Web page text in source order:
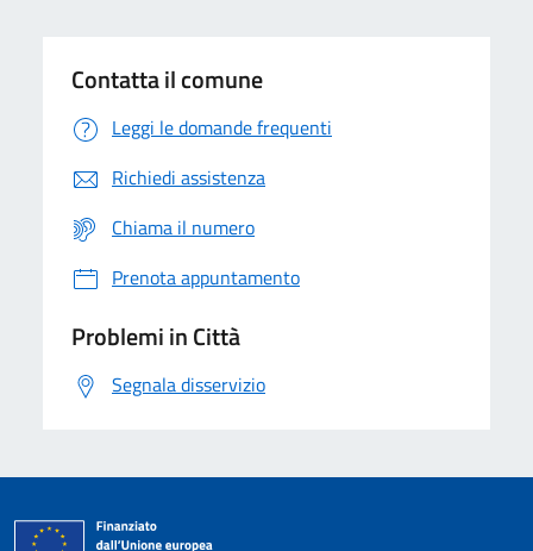
Contatta il comune
Leggi le domande frequenti
Richiedi assistenza
Chiama il numero
Prenota appuntamento
Problemi in Città
Segnala disservizio